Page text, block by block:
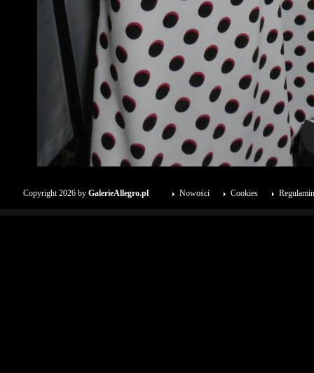
Copyright 2026 by GalerieAllegro.pl Regulamin
Cookies
Nowości